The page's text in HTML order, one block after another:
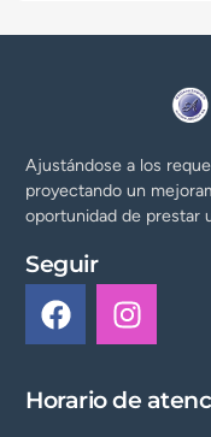
Ajustándose a los
proyectando un
oportunidad de prestar
Seguir
Horario de